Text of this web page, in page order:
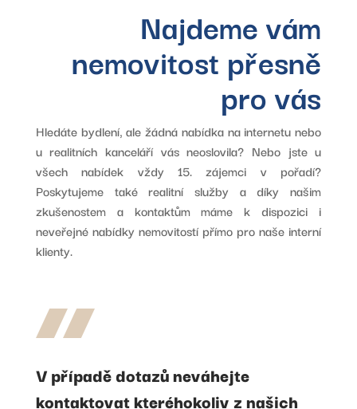
Najdeme vám
nemovitost přesně
pro vás
Hledáte bydlení, ale žádná nabídka na internetu nebo
u realitních kanceláří vás neoslovila? Nebo jste u
všech nabídek vždy 15. zájemci v pořadí?
Poskytujeme také realitní služby a díky našim
zkušenostem a kontaktům máme k dispozici i
neveřejné nabídky nemovitostí přímo pro naše interní
klienty.
V případě dotazů neváhejte
kontaktovat kteréhokoliv z našich